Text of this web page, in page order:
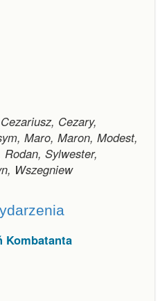
Cezary,
Maro, Maron, Modest,
Sylwester,
Wszegniew
Kombatanta